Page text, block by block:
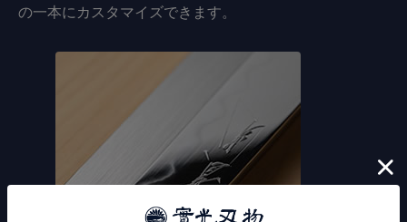
の一本にカスタマイズできます。